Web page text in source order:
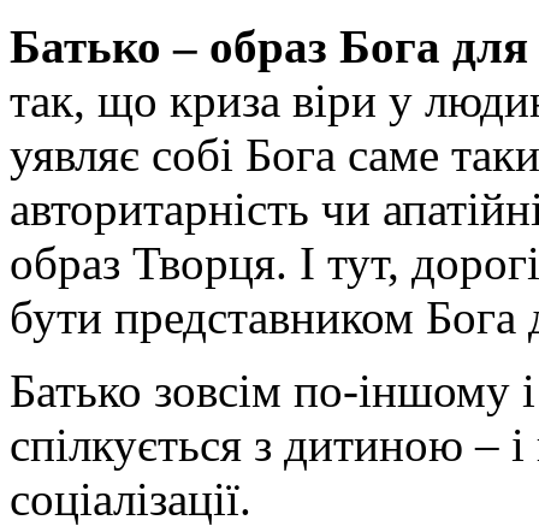
Батько – образ Бога
так, що криза віри у
уявляє собі Бога саме
авторитарність чи
образ Творця. І тут,
бути представником
Батько зовсім по-іншому
спілкується з дитиною –
соціалізації.